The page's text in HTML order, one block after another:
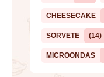
CHEESECAKE
SORVETE (14)
MICROONDAS